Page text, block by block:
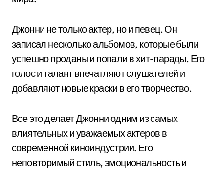
Джонни не только актер, но и певец. Он
записал несколько альбомов, которые были
успешно проданы и попали в хит-парады. Его
голос и талант впечатляют слушателей и
добавляют новые краски в его творчество.
Все это делает Джонни одним из самых
влиятельных и уважаемых актеров в
современной киноиндустрии. Его
неповторимый стиль, эмоциональность и